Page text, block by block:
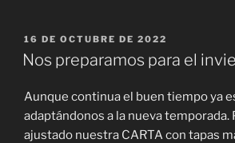
PUBLICADO
EL
16 DE OCTUBRE DE 2022
Nos preparamos para el
Aunque continua el buen tiempo ya
adaptándonos a la nueva temporada.
ajustado nuestra CARTA con tapas